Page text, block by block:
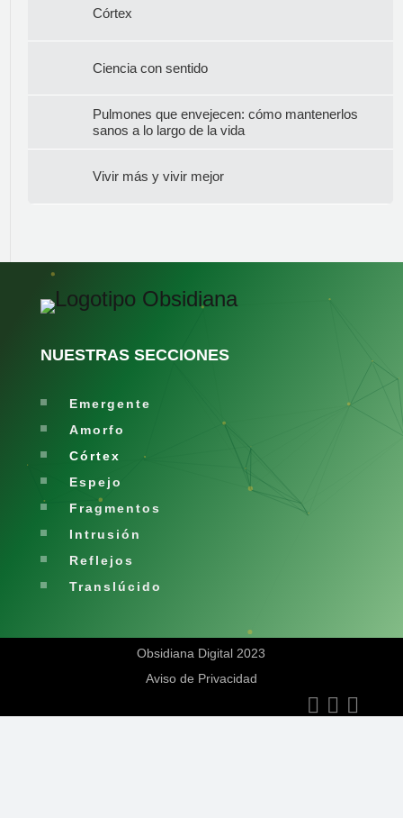
Córtex
Ciencia con sentido
Pulmones que envejecen: cómo mantenerlos
sanos a lo largo de la vida
Vivir más y vivir mejor
NUESTRAS SECCIONES
Emergente
Amorfo
Córtex
Espejo
Fragmentos
Intrusión
Reflejos
Translúcido
Obsidiana Digital 2023
Aviso de Privacidad


